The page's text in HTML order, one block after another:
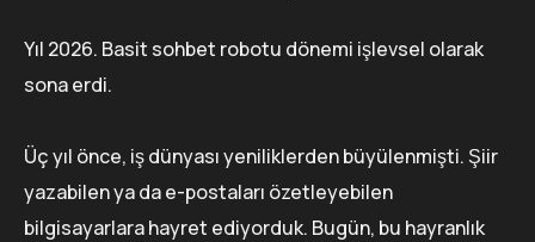
Yıl 2026. Basit sohbet robotu dönemi işlevsel olarak
sona erdi.
Üç yıl önce, iş dünyası yeniliklerden büyülenmişti. Şiir
yazabilen ya da e-postaları özetleyebilen
bilgisayarlara hayret ediyorduk. Bugün, bu hayranlık